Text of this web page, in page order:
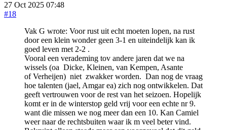
27 Oct 2025 07:48
#18
Vak G wrote: Voor rust uit echt moeten lopen, na rust
door een klein wonder geen 3-1 en uiteindelijk kan ik
goed leven met 2-2 .
Vooral een verademing tov andere jaren dat we na
wissels (oa Dicke, Kleinen, van Kempen, Asante
of Verheijen) niet zwakker worden. Dan nog de vraag
hoe talenten (jael, Amgar ea) zich nog ontwikkelen. Dat
geeft vertrouwen voor de rest van het seizoen. Hopelijk
komt er in de winterstop geld vrij voor een echte nr 9.
want die missen we nog meer dan een 10. Kan Camiel
weer naar de rechtsbuiten waar ik m veel beter vind.